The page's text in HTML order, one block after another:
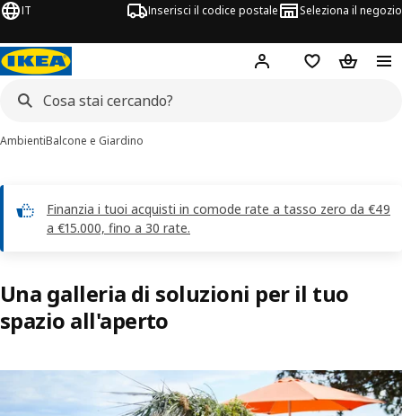
IT Inserisci il codice postale Seleziona il negozio
Hej! AccediLista deiCarrello
AmbientiBalcone e Giardino
Finanzia i tuoi acquisti in comode rate a tasso zero da €49
a €15.000, fino a 30 rate.
Una galleria di soluzioni per il tuo
spazio all'aperto